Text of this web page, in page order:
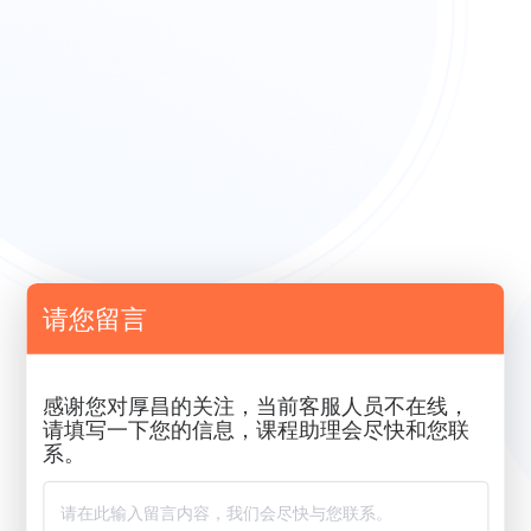
请您留言
感谢您对厚昌的关注，当前客服人员不在线，
请填写一下您的信息，课程助理会尽快和您联